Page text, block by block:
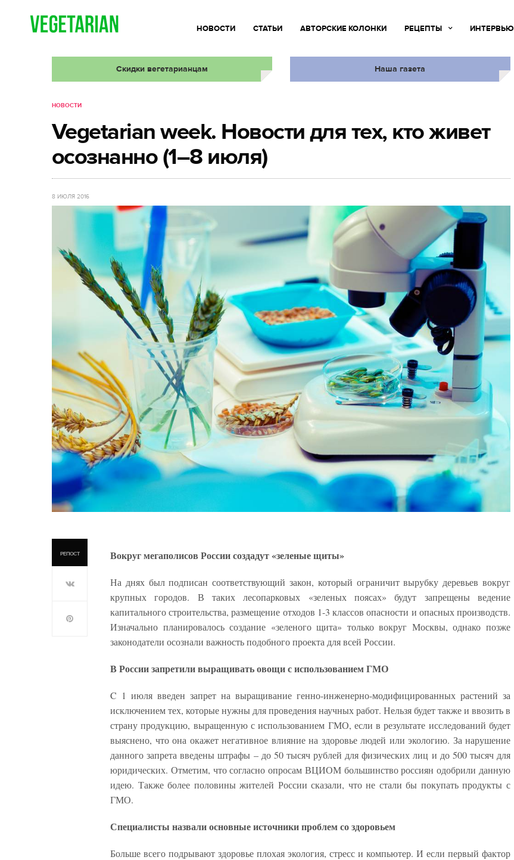
НОВОСТИ СТАТЬИ АВТОРСКИЕ КОЛОНКИ РЕЦЕПТЫ ИНТЕРВЬЮ
Скидки вегетарианцам Наша газета
НОВОСТИ
Vegetarian week. Новости для тех, кто живет
осознанно (1–8 июля)
8 ИЮЛЯ 2016
РЕПОСТ Вокруг мегаполисов России создадут «зеленые щиты»
На днях был подписан соответствующий закон, который ограничит вырубку деревьев вокруг
крупных городов. В таких лесопарковых «зеленых поясах» будут запрещены ведение
капитального строительства, размещение отходов 1-3 классов опасности и опасных производств.
Изначально планировалось создание «зеленого щита» только вокруг Москвы, однако позже
законодатели осознали важность подобного проекта для всей России.
В России запретили выращивать овощи с использованием ГМО
C 1 июля введен запрет на выращивание генно-инженерно-модифицированных растений за
исключением тех, которые нужны для проведения научных работ. Нельзя будет также и ввозить в
страну продукцию, выращенную с использованием ГМО, если в результате исследований будет
выяснено, что она окажет негативное влияние на здоровье людей или экологию. За нарушение
данного запрета введены штрафы – до 50 тысяч рублей для физических лиц и до 500 тысяч для
юридических. Отметим, что согласно опросам ВЦИОМ большинство россиян одобрили данную
идею. Также более половины жителей России сказали, что не стали бы покупать продукты с
ГМО.
Специалисты назвали основные источники проблем со здоровьем
Больше всего подрывают здоровье плохая экология, стресс и компьютер. И если первый фактор